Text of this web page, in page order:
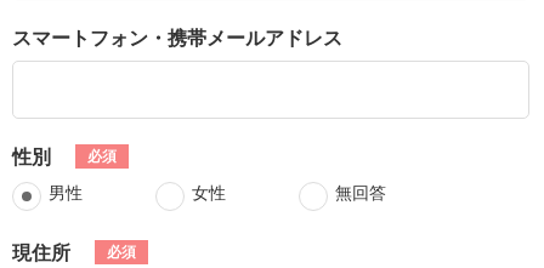
スマートフォン・携帯メールアドレス
性別
男性 女性 無回答
現住所